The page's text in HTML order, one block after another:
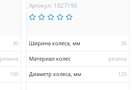
30
резина
100
Артикул: 1027196
Ширина колеса, мм 36
Материал колес резина
Диаметр колеса, мм 125